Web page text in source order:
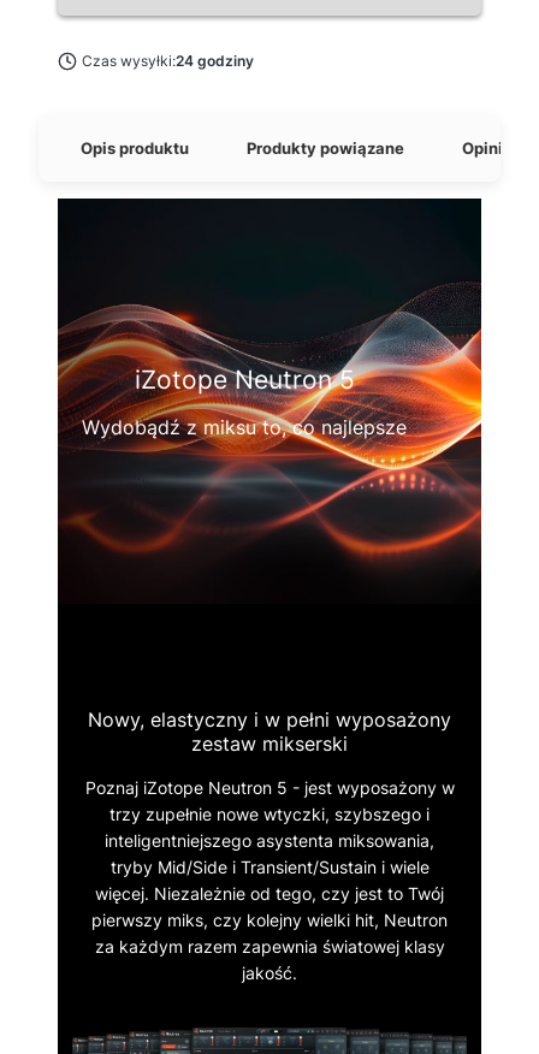
Czas wysyłki:24 godziny
Opis produktu Produkty powiązane Opinie o
iZotope Neutron 5
Wydobądź z miksu to, co najlepsze
Nowy, elastyczny i w pełni wyposażony
zestaw mikserski
Poznaj iZotope Neutron 5 - jest wyposażony w
trzy zupełnie nowe wtyczki, szybszego i
inteligentniejszego asystenta miksowania,
tryby Mid/Side i Transient/Sustain i wiele
więcej. Niezależnie od tego, czy jest to Twój
pierwszy miks, czy kolejny wielki hit, Neutron
za każdym razem zapewnia światowej klasy
jakość.